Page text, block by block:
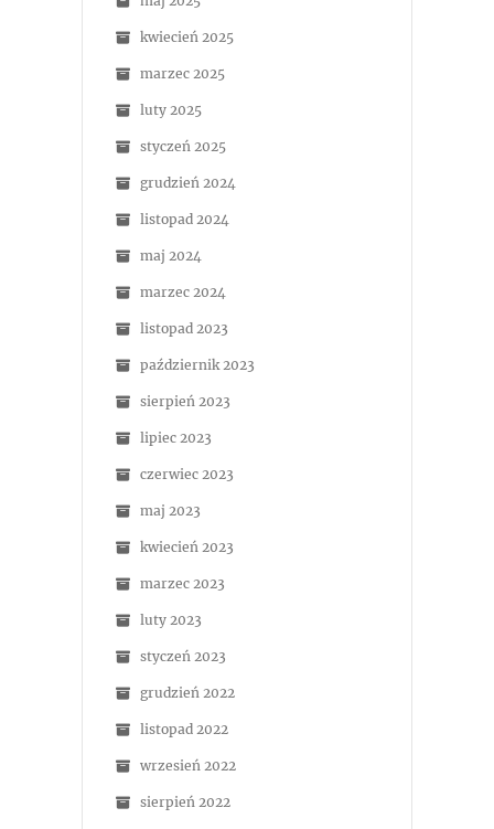
kwiecień 2025
marzec 2025
luty 2025
styczeń 2025
grudzień 2024
listopad 2024
maj 2024
marzec 2024
listopad 2023
październik 2023
sierpień 2023
lipiec 2023
czerwiec 2023
maj 2023
kwiecień 2023
marzec 2023
luty 2023
styczeń 2023
grudzień 2022
listopad 2022
wrzesień 2022
sierpień 2022